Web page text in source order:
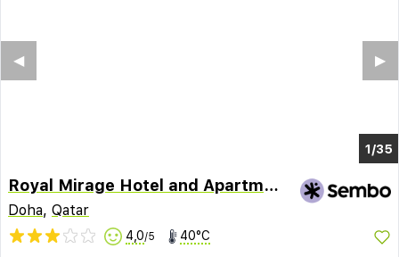
1/29
▶︎
◀︎
Royal Mirage Hotel and Apartments
Doha, Qatar
4,0/5 40°C